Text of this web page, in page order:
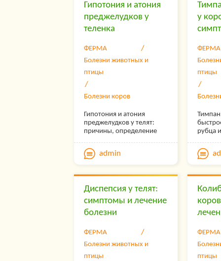
Гипотония и атония
преджелудков у
теленка
ФЕРМА
Болезни животных и
птицы
Болезни коров
Гипотония и атония
преджелудков у телят:
причины, определение
профилактика.
admin
у
ФЕРМА
птицы
рубца
Это
Диспепсия у телят:
симптомы и лечение
болезни
ФЕРМА
Болезни животных и
птицы
ФЕРМА
птицы